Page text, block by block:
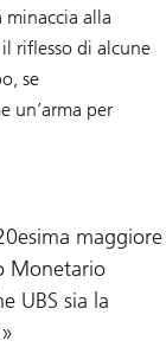
minaccia alla
riflesso di alcune
se
un’arma per
maggiore
Monetario
UBS sia la